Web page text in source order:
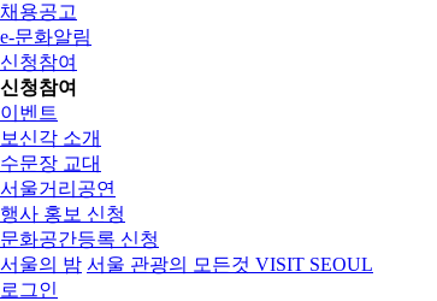
채용공고
e-문화알림
신청참여
신청참여
이벤트
보신각 소개
수문장 교대
서울거리공연
행사 홍보 신청
문화공간등록 신청
서울의 밤 서울 관광의 모든것 VISIT SEOUL
로그인